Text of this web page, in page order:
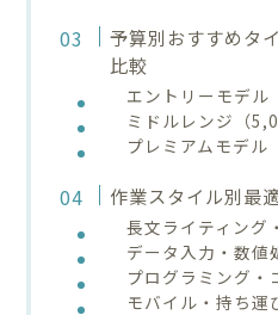
予算別おすすめタ
比較
エントリーモデル
ミドルレンジ（
プレミアムモデル
作業スタイル別最
長文ライティング
データ入力・数値
プログラミング・
モバイル・持ち運